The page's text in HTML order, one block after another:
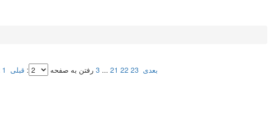
رفتن به صفحه : قبلی 1 3 ... 21 22 23 بعدی